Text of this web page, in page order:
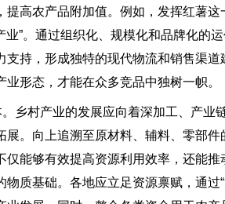
提高农产品附加值。例如，发挥红薯
业”。通过组织化、规模化和品牌化
支持，形成独特的现代物流和销售渠
业形态，才能在众多竞品中独树一帜。
。乡村产业的发展应向着深加工、产
展。向上追溯至原材料、辅料、零部
仅能够有效提高资源利用效率，还能
物质基础。各地应立足资源禀赋，通